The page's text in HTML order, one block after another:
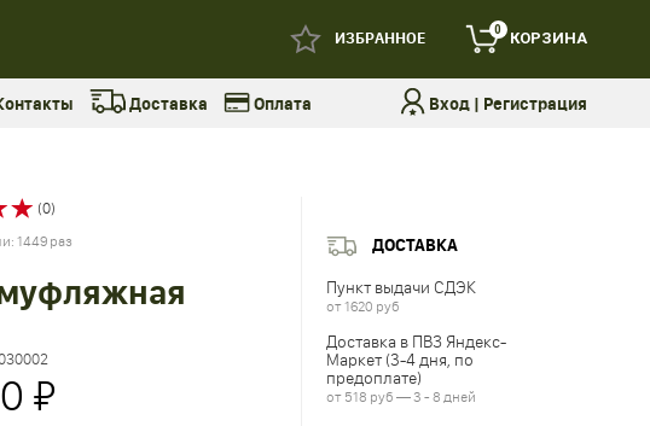
ИЗБРАННОЕ 0 КОРЗИНА
Доставка Оплата Вход| Регистрация
(0)
1449 раз
₽
ДОСТАВКА
Пункт выдачи СДЭК
от 1620 руб
Доставка в ПВЗ Яндекс-
Маркет (3-4 дня, по
предоплате)
от 518 руб — 3 - 8 дней